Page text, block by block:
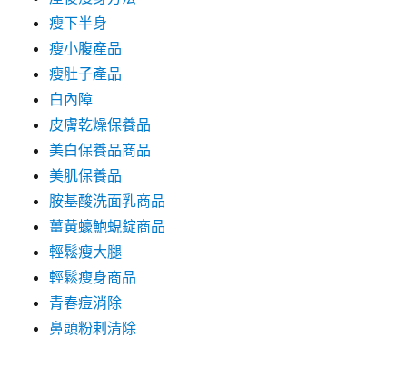
瘦下半身
瘦小腹產品
瘦肚子產品
白內障
皮膚乾燥保養品
美白保養品商品
美肌保養品
胺基酸洗面乳商品
薑黃蠔鮑蜆錠商品
輕鬆瘦大腿
輕鬆瘦身商品
青春痘消除
鼻頭粉剌清除